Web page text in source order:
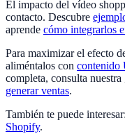
El impacto del vídeo
contacto. Descubre
aprende cómo integrarlos
Para maximizar el efecto
aliméntalos con contenido
completa, consulta nuestra
generar ventas.
También te puede interesar:
Shopify.